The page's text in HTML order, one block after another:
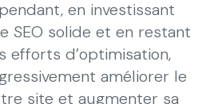
en investissant
SEO solide et en restant
efforts d’optimisation,
améliorer le
site et augmenter sa